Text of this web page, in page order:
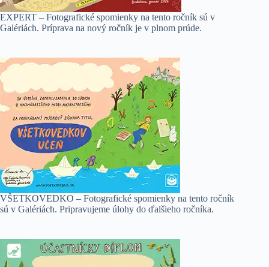
EXPERT – Fotografické spomienky na tento ročník sú v
Galériách. Príprava na nový ročník je v plnom prúde.
VŠETKOVEDKO – Fotografické spomienky na tento ročník
sú v Galériách. Pripravujeme úlohy do ďalšieho ročníka.